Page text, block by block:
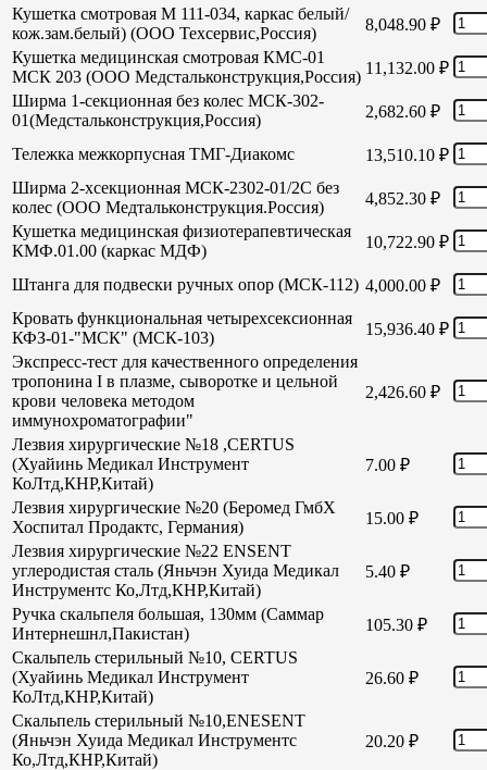
Кушетка смотровая М 111-034, каркас белый/
кож.зам.белый) (ООО Техсервис,Россия)
8,048.90 ₽
Кушетка медицинская смотровая КМС-01
МСК 203 (ООО Медстальконструкция,Россия) 11,132.00 ₽
Ширма 1-секционная без колес МСК-302-
01(Медстальконструкция,Россия)
2,682.60 ₽
Тележка межкорпусная ТМГ-Диакомс 13,510.10 ₽
Ширма 2-хсекционная МСК-2302-01/2С без
колес (ООО Медтальконструкция.Россия)
4,852.30 ₽
Кушетка медицинская физиотерапевтическая
КМФ.01.00 (каркас МДФ)
10,722.90 ₽
Штанга для подвески ручных опор (МСК-112) 4,000.00 ₽
Кровать функциональная четырехсексионная
КФЗ-01-"МСК" (МСК-103)
15,936.40 ₽
Экспресс-тест для качественного определения
тропонина I в плазме, сыворотке и цельной
крови человека методом
иммунохроматографии"
2,426.60 ₽
Лезвия хирургические №18 ,CERTUS
(Хуайинь Медикал Инструмент
КоЛтд,КНР,Китай)
7.00 ₽
Лезвия хирургические №20 (Беромед ГмбХ
Хоспитал Продактс, Германия)
15.00 ₽
Лезвия хирургические №22 ENSENT
углеродистая сталь (Яньчэн Хуида Медикал
Инструментс Ко,Лтд,КНР,Китай)
5.40 ₽
Ручка скальпеля большая, 130мм (Саммар
Интернешнл,Пакистан)
105.30 ₽
Скальпель стерильный №10, CERTUS
(Хуайинь Медикал Инструмент
КоЛтд,КНР,Китай)
26.60 ₽
Скальпель стерильный №10,ENESENT
(Яньчэн Хуида Медикал Инструментс
Ко,Лтд,КНР,Китай)
20.20 ₽